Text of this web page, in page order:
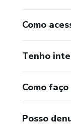
Como
Tenho
Como
Posso